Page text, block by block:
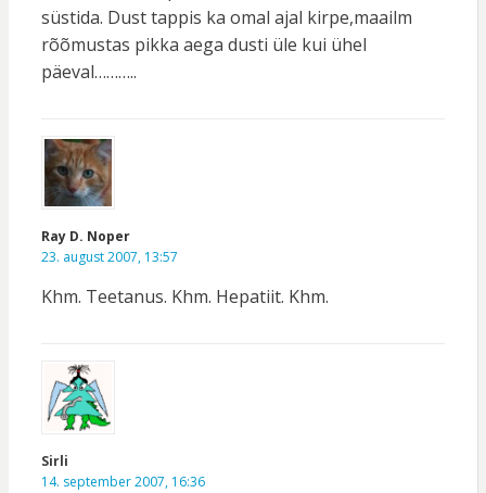
süstida. Dust tappis ka omal ajal kirpe,maailm
rõõmustas pikka aega dusti üle kui ühel
päeval………..
Ray D. Noper
23. august 2007, 13:57
Khm. Teetanus. Khm. Hepatiit. Khm.
Sirli
14. september 2007, 16:36